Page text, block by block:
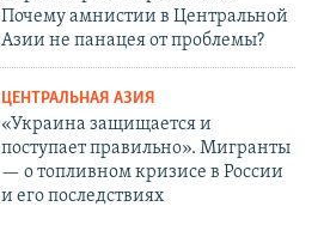
Почему амнистии в Центральной
Азии не панацея от проблемы?
ЦЕНТРАЛЬНАЯ АЗИЯ
«Украина защищается и
поступает правильно». Мигранты
— о топливном кризисе в России
и его последствиях